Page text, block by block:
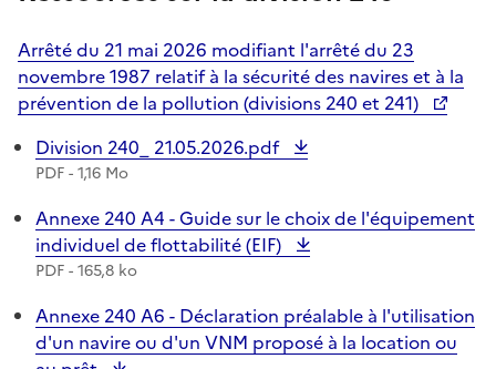
Arrêté du 21 mai 2026 modifiant l'arrêté du 23
novembre 1987 relatif à la sécurité des navires et à la
prévention de la pollution (divisions 240 et 241)
Téléchargement :
Division 240_ 21.05.2026.pdf
PDF - 1,16 Mo
Téléchargement :
Annexe 240 A4 - Guide sur le choix de l'équipement
individuel de flottabilité (EIF)
PDF - 165,8 ko
Téléchargement :
Annexe 240 A6 - Déclaration préalable à l'utilisation
d'un navire ou d'un VNM proposé à la location ou